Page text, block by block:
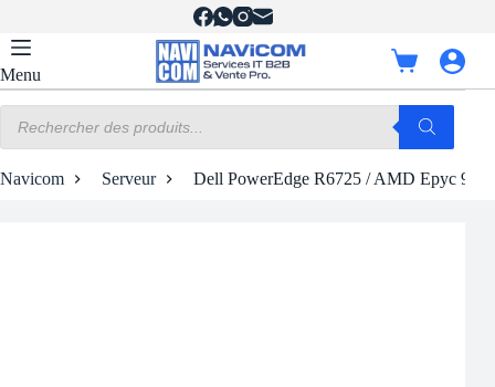
contenu
Menu
Panier
d’achat
produits
Navicom Serveur Dell PowerEdge R6725 / AMD Epyc